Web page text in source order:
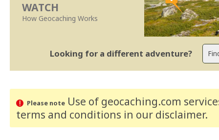
WATCH
How Geocaching Works
Looking for a different adventure?
Please noteUse of geocaching.com
terms and conditions in our disclaimer.